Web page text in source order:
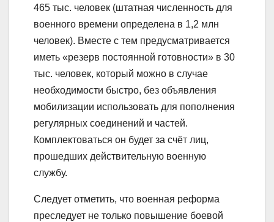
465 тыс. человек (штатная численность для
военного времени определена в 1,2 млн
человек). Вместе с тем предусматривается
иметь «резерв постоянной готовности» в 30
тыс. человек, который можно в случае
необходимости быстро, без объявления
мобилизации использовать для пополнения
регулярных соединений и частей.
Комплектоваться он будет за счёт лиц,
прошедших действительную военную
службу.
Следует отметить, что военная реформа
преследует не только повышение боевой